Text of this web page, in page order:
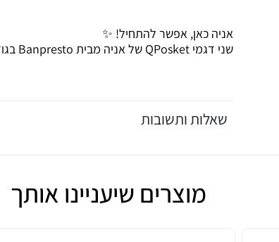
אניה כאן, אפשר להתחיל! ✨
שני דגמי QPosket של אניה מבית Banpresto בגודל 13 ס"מ.
שאלות ותשובות
מוצרים שיעניינו אותך